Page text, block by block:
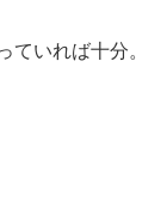
ていれば十分。